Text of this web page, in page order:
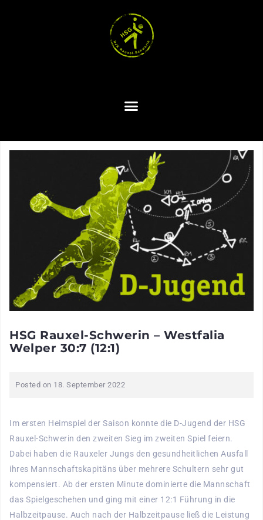
HSG Rauxel-Schwerin – Westfalia
Welper 30:7 (12:1)
Posted on 18. September 2022
Im ersten Heimspiel der Saison konnte die D-Jugend der HSG
Rauxel-Schwerin den zweiten Sieg im zweiten Spiel feiern.
Dabei haben die Rauxeler Jungs den gesundheitlichen Ausfall
ihres Mannschaftskapitäns über mehrere Schultern sehr gut
kompensiert. Ab der ersten Minute dominierte die Mannschaft
das Spielgeschehen und ging mit einer 12:1 Führung in die
Halbzeitpause. Auch nach der Halbzeitpause ließ die Leistung